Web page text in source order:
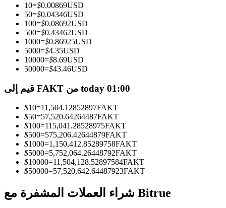
استمتع بتقاسم الأرباح وعمولات نسخ التداول
معلومة
10=$0.00869USD
50=$0.04346USD
100=$0.08692USD
500=$0.43462USD
1000=$0.86925USD
5000=$4.35USD
10000=$8.69USD
50000=$43.46USD
قيم إلى FAKT من today 01:00
$10=11,504.12852897FAKT
$50=57,520.64264487FAKT
$100=115,041.28528975FAKT
$500=575,206.42644879FAKT
$1000=1,150,412.85289758FAKT
$5000=5,752,064.26448792FAKT
$10000=11,504,128.52897584FAKT
$50000=57,520,642.64487923FAKT
شراء العملات المشفرة مع Bitrue